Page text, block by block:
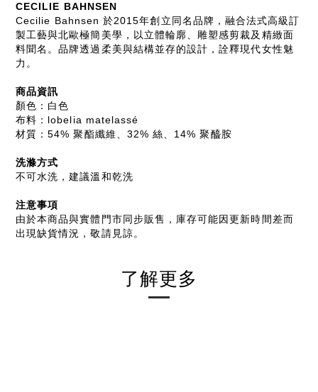
CECILIE BAHNSEN
Cecilie Bahnsen 於2015年創立同名品牌，融合法式高級訂
製工藝與北歐極簡美學，以立體輪廓、雕塑感剪裁及精緻面
料聞名。品牌透過柔美與結構並存的設計，詮釋現代女性魅
力。
商品資訊
顏色：白色
布料：lobelia matelassé
材質：54% 聚酯纖維、32% 絲、14% 聚醯胺
洗滌方式
不可水洗，建議溫和乾洗
注意事項
由於本商品與實體門市同步販售，庫存可能因更新時間差而
出現缺貨情況，敬請見諒。
了解更多